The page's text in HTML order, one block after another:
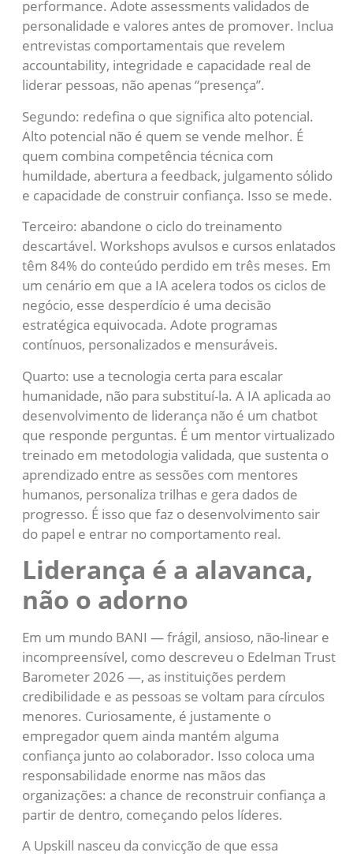
performance. Adote assessments validados de
personalidade e valores antes de promover. Inclua
entrevistas comportamentais que revelem
accountability, integridade e capacidade real de
liderar pessoas, não apenas “presença”.
Segundo: redefina o que significa alto potencial.
Alto potencial não é quem se vende melhor. É
quem combina competência técnica com
humildade, abertura a feedback, julgamento sólido
e capacidade de construir confiança. Isso se mede.
Terceiro: abandone o ciclo do treinamento
descartável. Workshops avulsos e cursos enlatados
têm 84% do conteúdo perdido em três meses. Em
um cenário em que a IA acelera todos os ciclos de
negócio, esse desperdício é uma decisão
estratégica equivocada. Adote programas
contínuos, personalizados e mensuráveis.
Quarto: use a tecnologia certa para escalar
humanidade, não para substituí-la. A IA aplicada ao
desenvolvimento de liderança não é um chatbot
que responde perguntas. É um mentor virtualizado
treinado em metodologia validada, que sustenta o
aprendizado entre as sessões com mentores
humanos, personaliza trilhas e gera dados de
progresso. É isso que faz o desenvolvimento sair
do papel e entrar no comportamento real.
Liderança é a alavanca,
não o adorno
Em um mundo BANI — frágil, ansioso, não-linear e
incompreensível, como descreveu o Edelman Trust
Barometer 2026 —, as instituições perdem
credibilidade e as pessoas se voltam para círculos
menores. Curiosamente, é justamente o
empregador quem ainda mantém alguma
confiança junto ao colaborador. Isso coloca uma
responsabilidade enorme nas mãos das
organizações: a chance de reconstruir confiança a
partir de dentro, começando pelos líderes.
A Upskill nasceu da convicção de que essa